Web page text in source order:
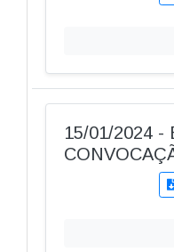
15/01/2024 -